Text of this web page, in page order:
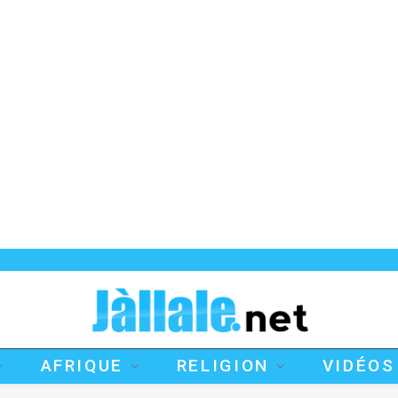
AFRIQUE RELIGION VIDÉOS